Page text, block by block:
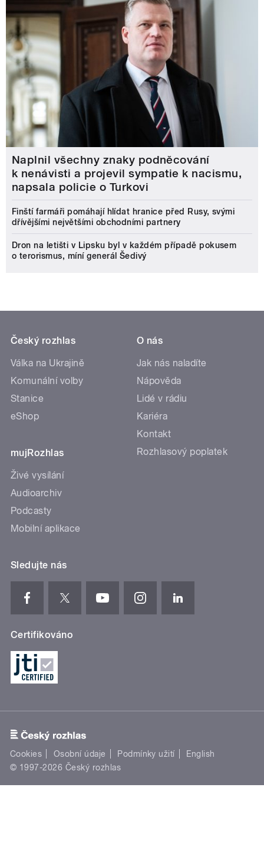
Naplnil všechny znaky podněcování
k nenávisti a projevil sympatie k nacismu,
napsala policie o Turkovi
Finští farmáři pomáhají hlídat hranice před Rusy, svými
dřívějšími největšími obchodními partnery
Dron na letišti v Lipsku byl v každém případě pokusem
o terorismus, míní generál Šedivý
Český rozhlas
Válka na Ukrajině
Komunální volby
Stanice
eShop
mujRozhlas
Živé vysílání
Audioarchiv
Podcasty
Mobilní aplikace
O nás
Jak nás naladíte
Nápověda
Lidé v rádiu
Kariéra
Kontakt
Rozhlasový poplatek
Sledujte nás
Certifikováno
Cookies Osobní údaje Podmínky užití
English
© 1997-2026 Český rozhlas